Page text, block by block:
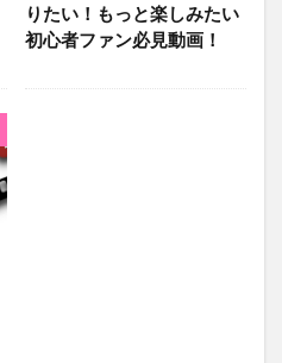
りたい！もっと楽しみたい
初心者ファン必見動画！